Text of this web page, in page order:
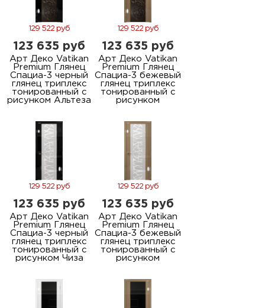
129 522 руб
123 635 руб
Арт Деко Vatikan
Premium Глянец
Спациа-3 черный
глянец триплекс
тонированный с
рисунком Альтеза
129 522 руб
123 635 руб
Арт Деко Vatikan
Premium Глянец
Спациа-3 бежевый
глянец триплекс
тонированный с
рисунком
129 522 руб
123 635 руб
Арт Деко Vatikan
Premium Глянец
Спациа-3 черный
глянец триплекс
тонированный с
рисунком Чиза
129 522 руб
123 635 руб
Арт Деко Vatikan
Premium Глянец
Спациа-3 бежевый
глянец триплекс
тонированный с
рисунком